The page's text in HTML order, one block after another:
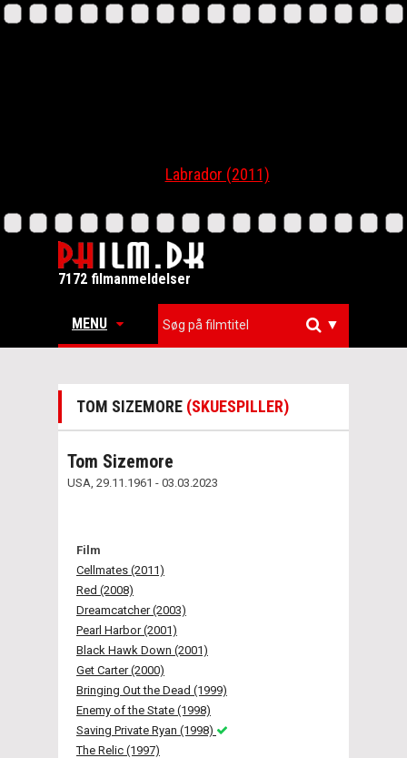
Labrador (2011)
7172 filmanmeldelser
MENU ▼
TOM SIZEMORE (SKUESPILLER)
Tom Sizemore
USA, 29.11.1961 - 03.03.2023
Film
Cellmates (2011)
Red (2008)
Dreamcatcher (2003)
Pearl Harbor (2001)
Black Hawk Down (2001)
Get Carter (2000)
Bringing Out the Dead (1999)
Enemy of the State (1998)
Saving Private Ryan (1998)
The Relic (1997)